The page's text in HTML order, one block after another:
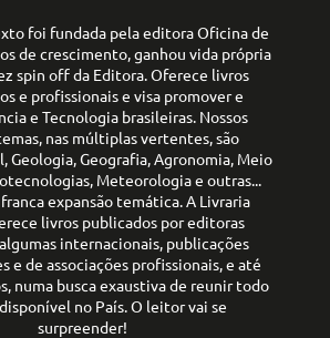
foi fundada pela editora Oficina de
de crescimento, ganhou vida própria
spin off da Editora. Oferece livros
e profissionais e visa promover e
e Tecnologia brasileiras. Nossos
nas múltiplas vertentes, são
Geologia, Geografia, Agronomia, Meio
Meteorologia e outras...
expansão temática. A Livraria
livros publicados por editoras
internacionais, publicações
e de associações profissionais, e até
numa busca exaustiva de reunir todo
no País. O leitor vai se
surpreender!